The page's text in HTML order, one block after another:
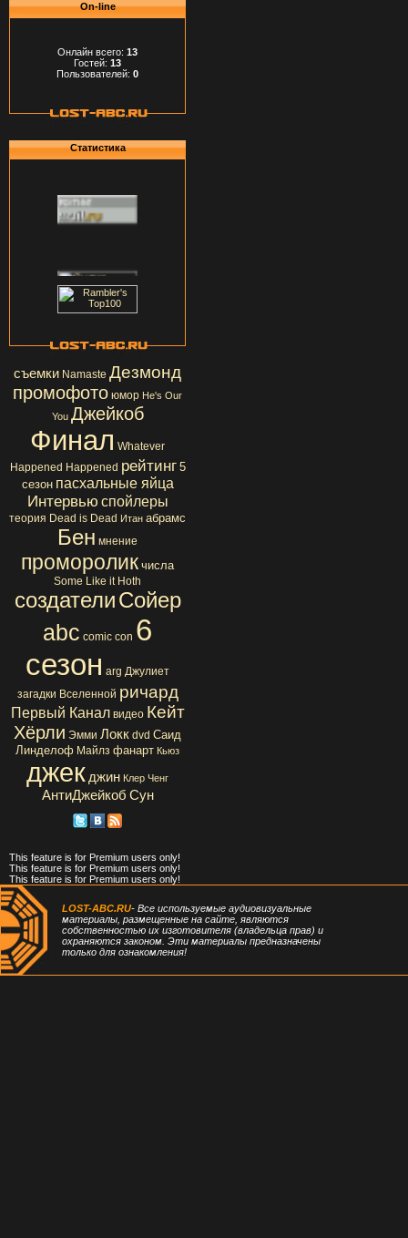
On-line
Онлайн всего: 13
Гостей: 13
Пользователей: 0
Статистика
съемки Namaste Дезмонд
промофото юмор He's Our
You Джейкоб
Финал Whatever
Happened Happened рейтинг 5
сезон пасхальные яйца
Интервью спойлеры
теория Dead is Dead Итан абрамс
Бен мнение
проморолик числа
Some Like it Hoth
создателиСойер
abc comic con 6
сезон arg Джулиет
загадки Вселенной ричард
Первый Канал видео Кейт
Хёрли Эмми Локк dvd Саид
Линделоф Майлз фанарт Кьюз
джек джин Клер Ченг
АнтиДжейкоб Сун
This feature is for Premium users only!
This feature is for Premium users only!
This feature is for Premium users only!
LOST-ABC.RU- Все используемые аудиовизуальные
материалы, размещенные на сайте, являются
собственностью их изготовителя (владельца прав) и
охраняются законом. Эти материалы предназначены
только для ознакомления!